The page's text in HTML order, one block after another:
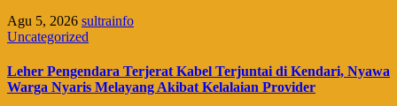
Agu 5, 2026 sultrainfo
Uncategorized
Leher Pengendara Terjerat Kabel Terjuntai di Kendari, Nyawa
Warga Nyaris Melayang Akibat Kelalaian Provider